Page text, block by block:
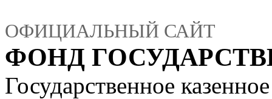
ОФИЦИАЛЬНЫЙ САЙТ
ФОНД
Государственное